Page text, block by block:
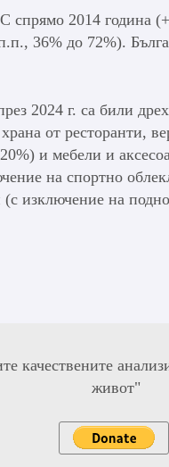
спрямо 2014 година
36% до 72%).
2024 г. са били
от ресторанти,
и мебели и
на спортно
изключение на
качествените
живот"